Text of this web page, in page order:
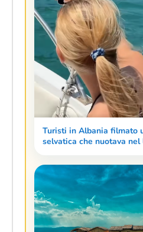
Turisti in Albania filmato
selvatica che nuotava nel